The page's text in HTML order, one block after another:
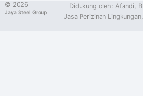
© 2026
Jaya Steel Group
Didukung oleh: Afandi
Jasa Perizinan Lingkungan